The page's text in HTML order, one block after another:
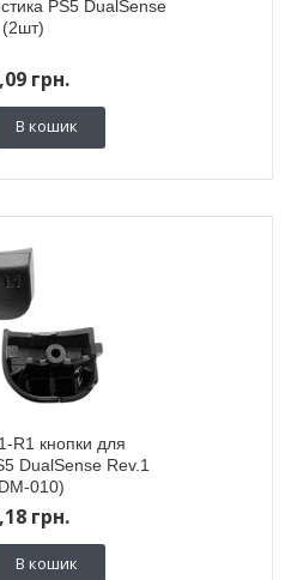
PS5 DualSense
(2шт)
грн.
В кошик
R1 кнопки для
DualSense Rev.1
010)
грн.
В кошик